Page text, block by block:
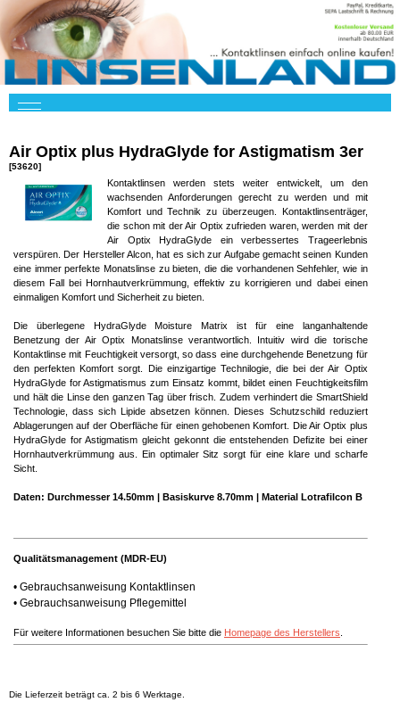
Air Optix plus HydraGlyde for Astigmatism 3er
[53620]
Kontaktlinsen werden stets weiter entwickelt, um den
wachsenden Anforderungen gerecht zu werden und mit
Komfort und Technik zu überzeugen. Kontaktlinsenträger,
die schon mit der Air Optix zufrieden waren, werden mit der
Air Optix HydraGlyde ein verbessertes Trageerlebnis
verspüren. Der Hersteller Alcon, hat es sich zur Aufgabe gemacht seinen Kunden
eine immer perfekte Monatslinse zu bieten, die die vorhandenen Sehfehler, wie in
diesem Fall bei Hornhautverkrümmung, effektiv zu korrigieren und dabei einen
einmaligen Komfort und Sicherheit zu bieten.
Die überlegene HydraGlyde Moisture Matrix ist für eine langanhaltende
Benetzung der Air Optix Monatslinse verantwortlich. Intuitiv wird die torische
Kontaktlinse mit Feuchtigkeit versorgt, so dass eine durchgehende Benetzung für
den perfekten Komfort sorgt. Die einzigartige Technilogie, die bei der Air Optix
HydraGlyde for Astigmatismus zum Einsatz kommt, bildet einen Feuchtigkeitsfilm
und hält die Linse den ganzen Tag über frisch. Zudem verhindert die SmartShield
Technologie, dass sich Lipide absetzen können. Dieses Schutzschild reduziert
Ablagerungen auf der Oberfläche für einen gehobenen Komfort. Die Air Optix plus
HydraGlyde for Astigmatism gleicht gekonnt die entstehenden Defizite bei einer
Hornhautverkrümmung aus. Ein optimaler Sitz sorgt für eine klare und scharfe
Sicht.
Daten: Durchmesser 14.50mm | Basiskurve 8.70mm | Material Lotrafilcon B
Qualitätsmanagement (MDR-EU)
• Gebrauchsanweisung Kontaktlinsen
• Gebrauchsanweisung Pflegemittel
Für weitere Informationen besuchen Sie bitte die Homepage des Herstellers
Die Lieferzeit beträgt ca. 2 bis 6 Werktage.